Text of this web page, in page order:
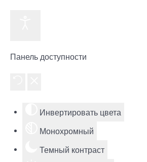
Панель доступности
Инвертировать цвета
Монохромный
Темный контраст